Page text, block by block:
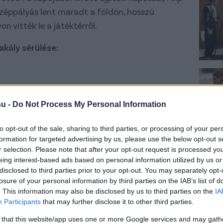
- Do Not Process My Personal Information
opt-out of the sale, sharing to third parties, or processing of your
for targeted advertising by us, please use the below opt-out
selection. Please note that after your opt-out request is processed
interest-based ads based on personal information utilized by us
to third parties prior to your opt-out. You may separately
of your personal information by third parties on the IAB’s list of
This information may also be disclosed by us to third parties on the
Participants that may further disclose it to other third parties.
that this website/app uses one or more Google services and may
lent maradt a földön, hosszú
vitték le a játéktérről.
sérülése:
vált a műtéti beavatkozás.
zalaegerszegi kórházból, ahol a szükséges
került sor, s a játékos a közösségi